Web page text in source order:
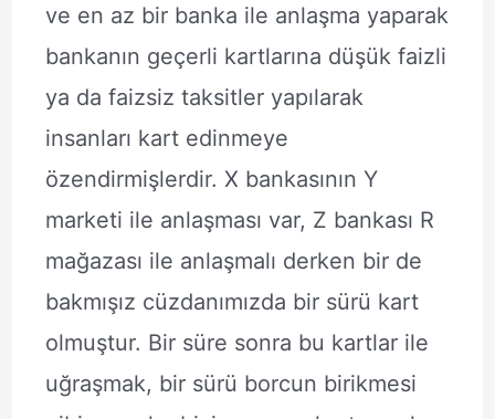
ve en az bir banka ile anlaşma yaparak
bankanın geçerli kartlarına düşük faizli
ya da faizsiz taksitler yapılarak
insanları kart edinmeye
özendirmişlerdir. X bankasının Y
marketi ile anlaşması var, Z bankası R
mağazası ile anlaşmalı derken bir de
bakmışız cüzdanımızda bir sürü kart
olmuştur. Bir süre sonra bu kartlar ile
uğraşmak, bir sürü borcun birikmesi